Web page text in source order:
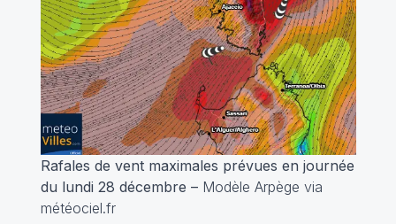
Rafales de vent maximales prévues en journée
du lundi 28 décembre – Modèle Arpège via
météociel.fr